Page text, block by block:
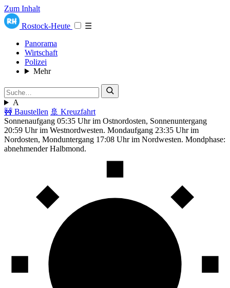
Zum Inhalt
Rostock-Heute
☰
Panorama
Wirtschaft
Polizei
Mehr
A
🚧 Baustellen 🚢 Kreuzfahrt
Sonnenaufgang 05:35 Uhr im Ostnordosten, Sonnenuntergang
20:59 Uhr im Westnordwesten. Mondaufgang 23:35 Uhr im
Nordosten, Monduntergang 17:08 Uhr im Nordwesten. Mondphase:
abnehmender Halbmond.